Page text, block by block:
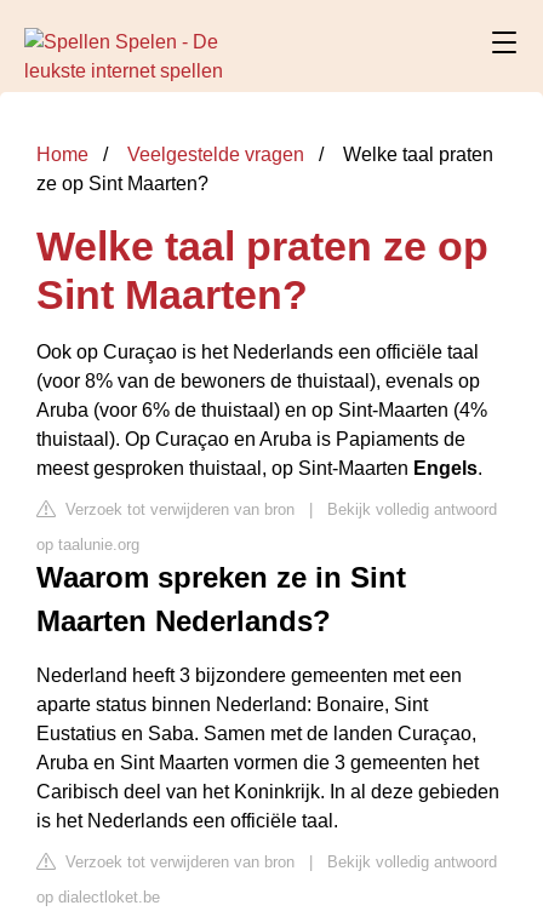
Home Veelgestelde vragen
Welke taal praten
ze op Sint Maarten?
Welke taal praten ze op
Sint Maarten?
Ook op Curaçao is het Nederlands een officiële taal
(voor 8% van de bewoners de thuistaal), evenals op
Aruba (voor 6% de thuistaal) en op Sint-Maarten (4%
thuistaal). Op Curaçao en Aruba is Papiaments de
meest gesproken thuistaal, op Sint-Maarten Engels.
Verzoek tot verwijderen van bron
Bekijk volledig antwoord
op taalunie.org
Waarom spreken ze in Sint
Maarten Nederlands?
Nederland heeft 3 bijzondere gemeenten met een
aparte status binnen Nederland: Bonaire, Sint
Eustatius en Saba. Samen met de landen Curaçao,
Aruba en Sint Maarten vormen die 3 gemeenten het
Caribisch deel van het Koninkrijk. In al deze gebieden
is het Nederlands een officiële taal.
Verzoek tot verwijderen van bron
Bekijk volledig antwoord
op dialectloket.be